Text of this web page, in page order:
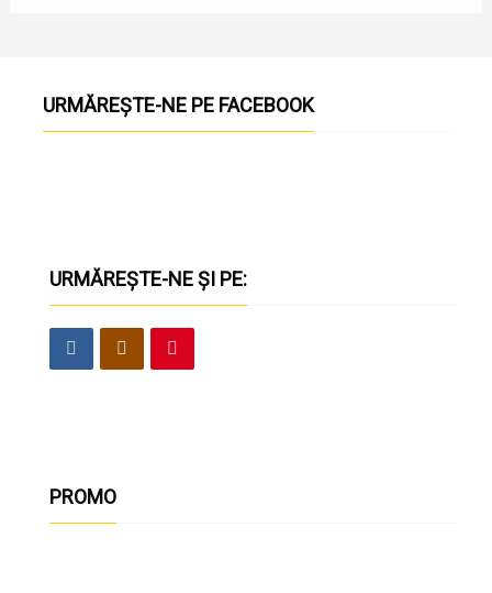
URMĂREȘTE-NE PE FACEBOOK
URMĂREȘTE-NE ȘI PE:
PROMO